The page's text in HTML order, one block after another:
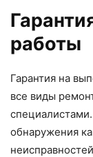
работы
Гарантия на
все виды
обнаружения